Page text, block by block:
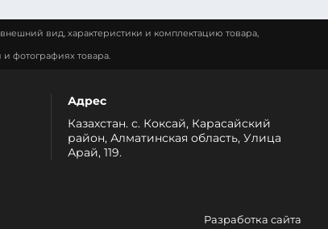
вид, характеристики и комплектацию товара,
фотографиях товара.
Адрес
Казахстан. с. Коксай, Карасайский
район, Алматинская область, Улица
Арай, 119.
Разработка сайта